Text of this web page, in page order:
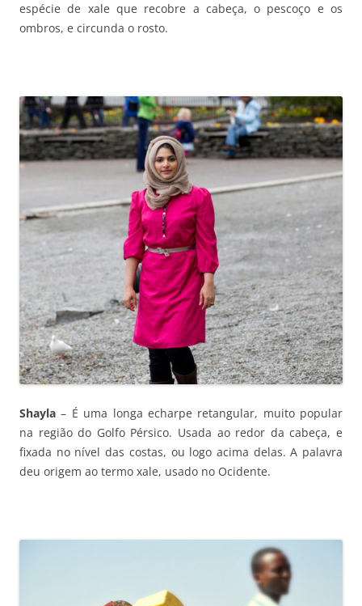
espécie de xale que recobre a cabeça, o pescoço e os
ombros, e circunda o rosto.
Shayla – É uma longa echarpe retangular, muito popular
na região do Golfo Pérsico. Usada ao redor da cabeça, e
fixada no nível das costas, ou logo acima delas. A palavra
deu origem ao termo xale, usado no Ocidente.